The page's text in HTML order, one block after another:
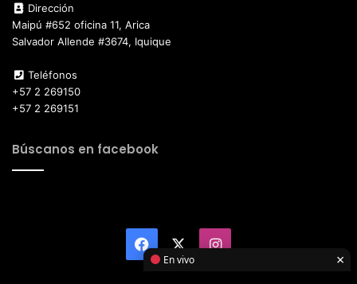
Dirección
Maipú #652 oficina 11, Arica
Salvador Allende #3674, Iquique
Teléfonos
+57 2 269150
+57 2 269151
Búscanos en facebook
Facebook Instagram
En vivo ×